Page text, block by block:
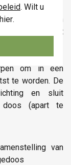
. Wilt u
hier.
contact van
met het
om in een
te worden. De
en sluit
(apart te
van